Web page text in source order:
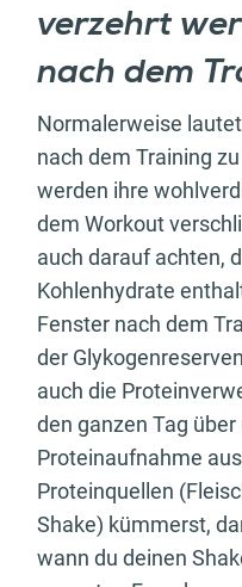
verzehrt
nach dem
Normalerweise
nach dem Training
werden ihre
dem Workout
auch darauf achten,
Kohlenhydrate
Fenster nach dem
der
auch die
den ganzen Tag
Proteinaufnahme
Proteinquellen
Shake) kümmerst,
wann du deinen